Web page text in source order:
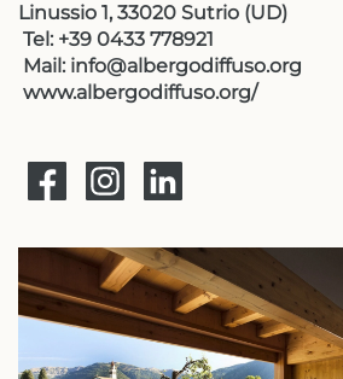
Linussio 1, 33020 Sutrio (UD)
Tel: +39 0433 778921
Mail: info@albergodiffuso.org
www.albergodiffuso.org/